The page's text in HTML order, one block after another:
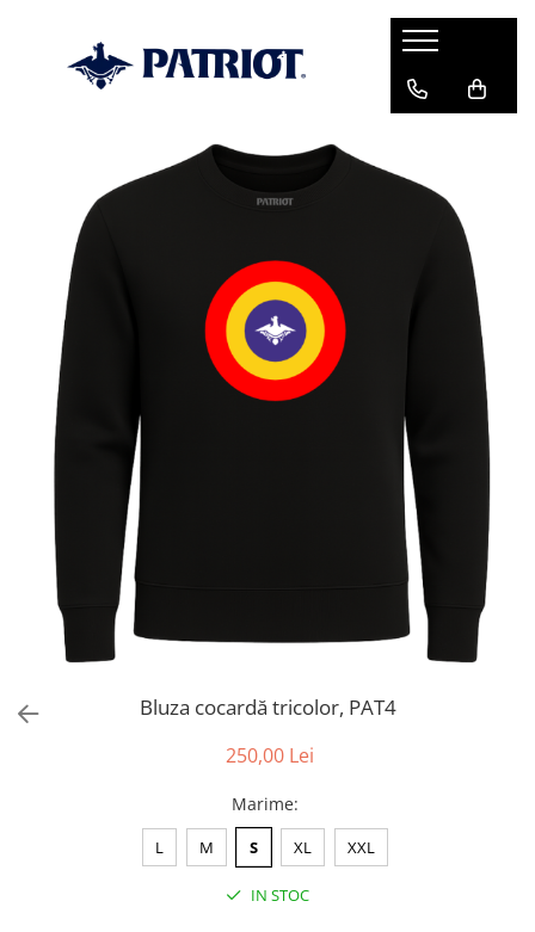
Bluza cocardă tricolor, PAT4
250,00 Lei
Marime:
L M S XL XXL
IN STOC